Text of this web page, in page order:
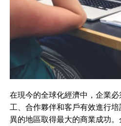
在現今的全球化經濟中，企業
工、合作夥伴和客戶有效進行
異的地區取得最大的商業成功